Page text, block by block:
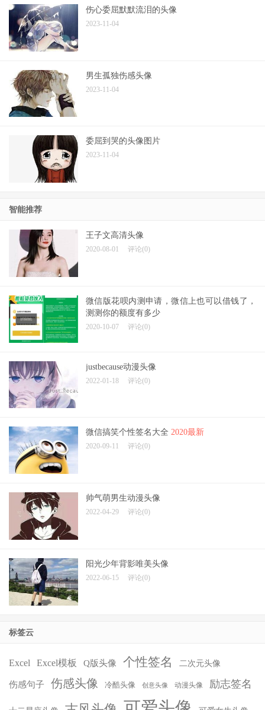
伤心委屈默默流泪的头像
2023-11-04
男生孤独伤感头像
2023-11-04
委屈到哭的头像图片
2023-11-04
智能推荐
王子文高清头像
2020-08-01 评论(0)
微信版花呗内测申请，微信上也可以借钱了，
测测你的额度有多少
2020-10-07 评论(0)
justbecause动漫头像
2022-01-18 评论(0)
微信搞笑个性签名大全 2020最新
2020-09-11 评论(0)
帅气萌男生动漫头像
2022-04-29 评论(0)
阳光少年背影唯美头像
2022-06-15 评论(0)
标签云
Excel Excel模板 Q版头像 个性签名 二次元头像
伤感句子 伤感头像 冷酷头像 创意头像 动漫头像 励志签名